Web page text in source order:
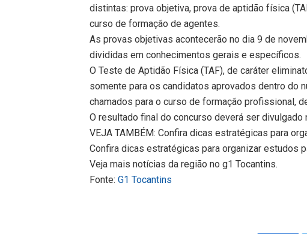
distintas: prova objetiva, prova de aptidão física
curso de formação de agentes.
As provas objetivas acontecerão no dia 9 de
divididas em conhecimentos gerais e específicos.
O Teste de Aptidão Física (TAF), de caráter
somente para os candidatos aprovados dentro do
chamados para o curso de formação profissional,
O resultado final do concurso deverá ser divulgado
VEJA TAMBÉM: Confira dicas estratégicas para
Confira dicas estratégicas para organizar estudos
Veja mais notícias da região no g1 Tocantins.
Fonte:G1 Tocantins